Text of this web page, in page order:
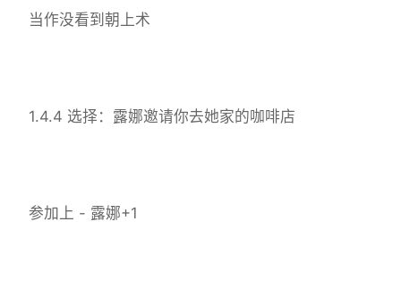
当作没看到朝上术
1.4.4 选择：露娜邀请你去她家的咖啡店
参加上 - 露娜+1